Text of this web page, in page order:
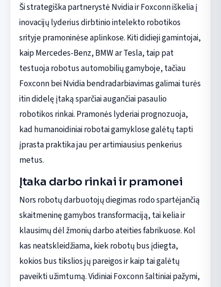
Ši strategiška partnerystė Nvidia ir Foxconn iškelia į
inovacijų lyderius dirbtinio intelekto robotikos
srityje pramoninėse aplinkose. Kiti didieji gamintojai,
kaip Mercedes-Benz, BMW ar Tesla, taip pat
testuoja robotus automobilių gamyboje, tačiau
Foxconn bei Nvidia bendradarbiavimas galimai turės
itin didelę įtaką sparčiai augančiai pasaulio
robotikos rinkai. Pramonės lyderiai prognozuoja,
kad humanoidiniai robotai gamyklose galėtų tapti
įprasta praktika jau per artimiausius penkerius
metus.
Įtaka darbo rinkai ir pramonei
Nors robotų darbuotojų diegimas rodo spartėjančią
skaitmeninę gamybos transformaciją, tai kelia ir
klausimų dėl žmonių darbo ateities fabrikuose. Kol
kas neatskleidžiama, kiek robotų bus įdiegta,
kokios bus tikslios jų pareigos ir kaip tai galėtų
paveikti užimtumą. Vidiniai Foxconn šaltiniai pažymi,